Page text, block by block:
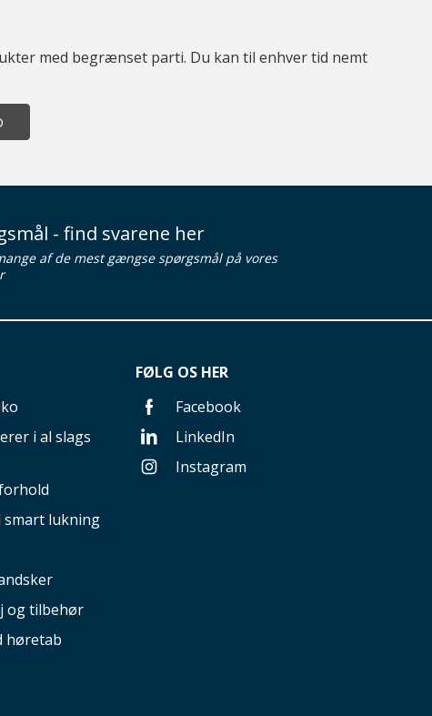
med begrænset parti. Du kan til enhver tid nemt
- find svarene her
af de mest gængse spørgsmål på vores
i al slags
smart lukning
og tilbehør
høretab
FØLG OS HER
Facebook
LinkedIn
Instagram